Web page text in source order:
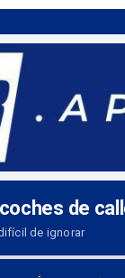
de
de ignorar